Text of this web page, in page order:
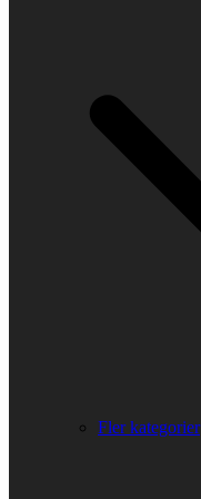
Fler kategorier